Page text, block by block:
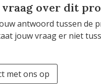
vraag over dit
antwoord tussen de
jouw vraag er niet
met ons op